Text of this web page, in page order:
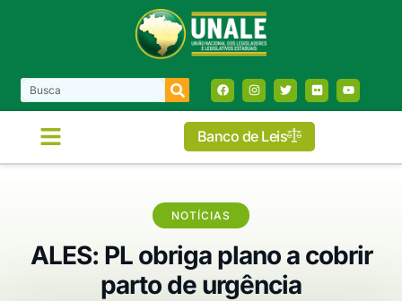
Banco de Leis
NOTÍCIAS
ALES: PL obriga plano a cobrir
parto de urgência